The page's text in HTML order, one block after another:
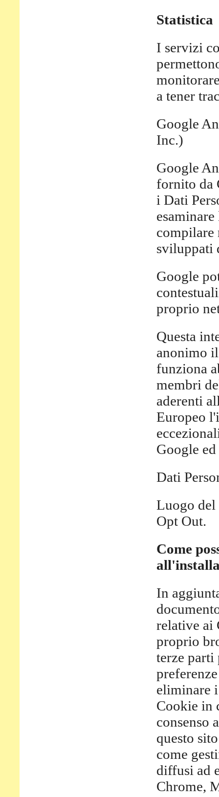
Statistica
I servizi
a tener
Google
Inc.)
Google
fornito da
i Dati
sviluppati
Google
proprio
Questa
anonimo
funziona
membri
aderenti
Europeo
Google
Dati
Luogo del
Opt Out.
Come
In
relative ai
proprio
terze parti
eliminare
Cookie in
consenso
questo
come
diffusi ad
Chrome,